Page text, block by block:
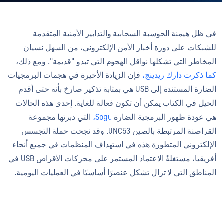
في ظل هيمنة الحوسبة السحابية والتدابير الأمنية المتقدمة
للشبكات على دورة أخبار الأمن الإلكتروني، من السهل نسيان
المخاطر التي تشكلها نواقل الهجوم التي تبدو "قديمة". ومع ذلك،
كما ذكرت دارك ريدينج، فإن الزيادة الأخيرة في هجمات البرمجيات
الضارة المستندة إلى USB هي بمثابة تذكير صارخ بأنه حتى أقدم
الحيل في الكتاب يمكن أن تكون فعالة للغاية. إحدى هذه الحالات
هي عودة ظهور البرمجية الضارة Sogu،
التي دبرتها مجموعة
القراصنة المرتبطة بالصين UNC53. وقد نجحت حملة التجسس
الإلكتروني المتطورة هذه في استهداف المنظمات في جميع أنحاء
أفريقيا، مستغلةً الاعتماد المستمر على محركات الأقراص USB في
المناطق التي لا تزال تشكل عنصرًا أساسيًا في العمليات اليومية.